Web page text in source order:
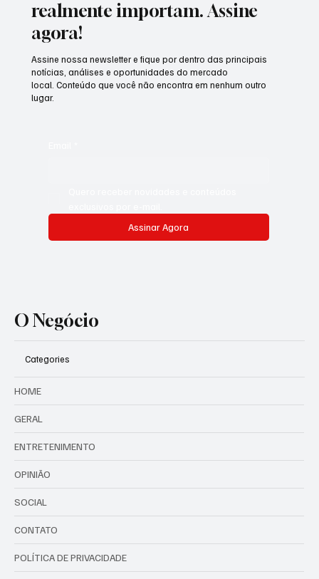
realmente importam. Assine
agora!
Assinar Agora
Assine nossa newsletter e fique por dentro das principais
notícias, análises e oportunidades do mercado
local. Conteúdo que você não encontra em nenhum outro
lugar.
O Negócio
Categories
HOME
GERAL
ENTRETENIMENTO
OPINIÃO
SOCIAL
CONTATO
POLÍTICA DE PRIVACIDADE